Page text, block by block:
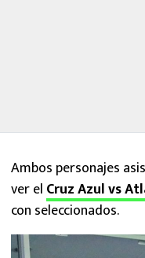
Ambos personajes
ver el Cruz Azul vs
con seleccionados.